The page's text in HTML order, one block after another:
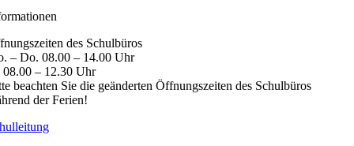
des Schulbüros
– Do. 08.00 – 14.00 Uhr
08.00 – 12.30 Uhr
beachten Sie die geänderten Öffnungszeiten des Schulbüros
der Ferien!